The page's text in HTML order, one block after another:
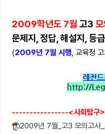
2009학년도 7월 고3
문제지, 정답, 해설지, 등급
(2009년 7월 시행, 교육청
레전
http://
----------------<사회탐
2009년 7월_고3 모의고사